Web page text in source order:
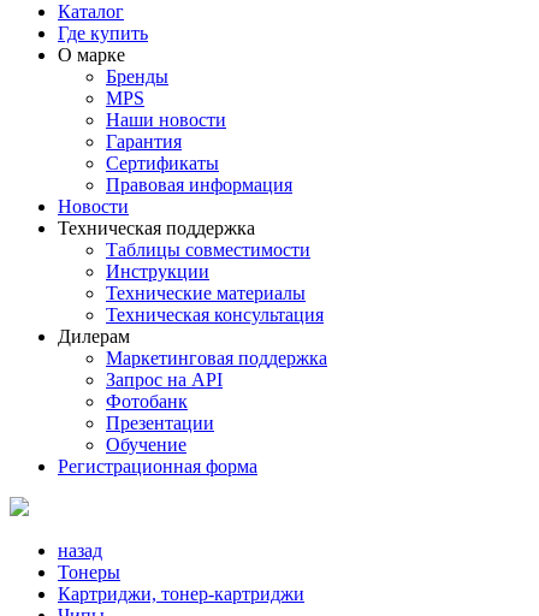
Каталог
Где купить
О марке
Бренды
MPS
Наши новости
Гарантия
Сертификаты
Правовая информация
Новости
Техническая поддержка
Таблицы совместимости
Инструкции
Технические материалы
Техническая консультация
Дилерам
Маркетинговая поддержка
Запрос на API
Фотобанк
Презентации
Обучение
Регистрационная форма
назад
Тонеры
Картриджи, тонер-картриджи